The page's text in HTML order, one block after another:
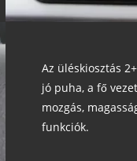
Az üléskiosztás
jó puha, a fő
mozgás,
funkciók.